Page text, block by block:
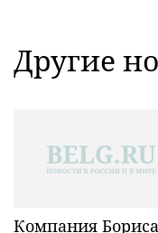
Другие
Компания Бориса